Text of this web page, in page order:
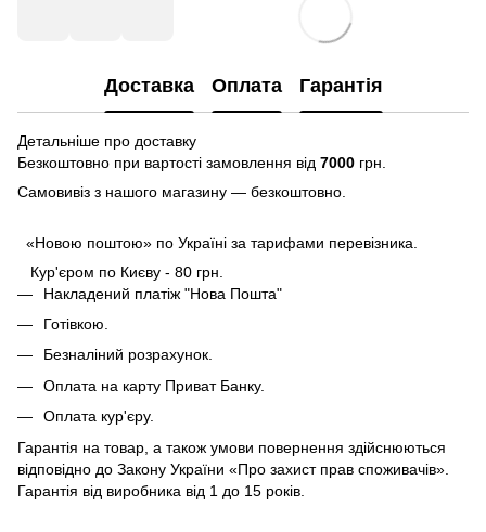
Доставка Оплата Гарантія
Детальніше про доставку
Безкоштовно при вартості замовлення від 7000 грн.
Самовивіз з нашого магазину — безкоштовно.
«Новою поштою» по Україні за тарифами перевізника.
Кур'єром по Києву - 80 грн.
Накладений платіж "Нова Пошта"
Готівкою.
Безналіний розрахунок.
Оплата на карту Приват Банку.
Оплата кур'єру.
Гарантія на товар, а також умови повернення здійснюються
відповідно до Закону України «Про захист прав споживачів».
Гарантія від виробника від 1 до 15 років.